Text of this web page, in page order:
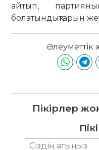
айтып,
болатындықтарын
Әлеуметтік
Пікірлер